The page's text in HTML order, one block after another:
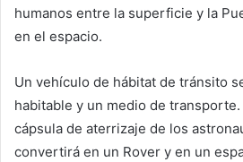
humanos entre la superficie y la
en el espacio.
Un vehículo de hábitat de tránsito
habitable y un medio de
cápsula de aterrizaje de los
convertirá en un Rover y en un